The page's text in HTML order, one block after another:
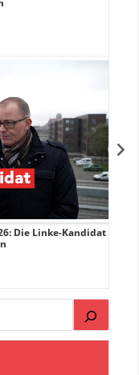
Die Linke-Kandidat